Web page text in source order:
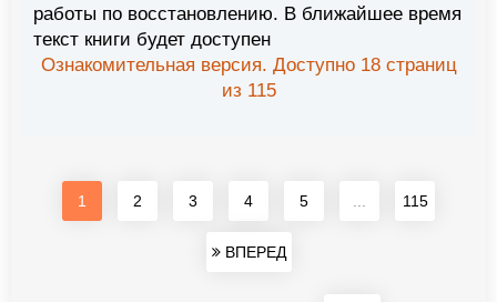
работы по восстановлению. В ближайшее время
текст книги будет доступен
Ознакомительная версия. Доступно 18 страниц
из 115
1 2 3 4 5 115
ВПЕРЕД